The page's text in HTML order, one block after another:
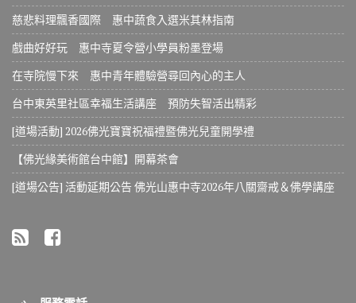
慈悲料理飄香國際 惠中蔬食入選米其林指南
戲曲好好玩 惠中寺夏令營小學員粉墨登場
在寺院慢下來 惠中青年體驗營尋回內心的主人
台中東英里社區幸福生活講座 預防失智活出精彩
[道場活動] 2026佛光寶寶祝福禮暨佛光兒童開學禮
【佛光緣美術館台中館】開幕茶會
[道場公告] 活動延期公告 佛光山惠中寺2026年八關齋戒＆佛學講座